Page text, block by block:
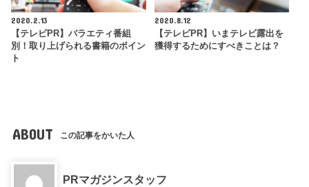
2020.2.13
【テレビPR】バラエティ番組
別！取り上げられる書籍のポイン
ト
2020.8.12
【テレビPR】いまテレビ露出を
獲得するためにすべきことは？
ABOUT この記事をかいた人
PRマガジンスタッフ